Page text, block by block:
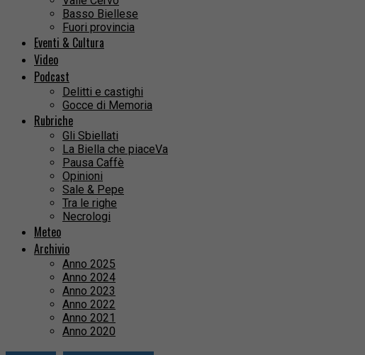
Basso Biellese
Fuori provincia
Eventi & Cultura
Video
Podcast
Delitti e castighi
Gocce di Memoria
Rubriche
Gli Sbiellati
La Biella che piaceVa
Pausa Caffè
Opinioni
Sale & Pepe
Tra le righe
Necrologi
Meteo
Archivio
Anno 2025
Anno 2024
Anno 2023
Anno 2022
Anno 2021
Anno 2020